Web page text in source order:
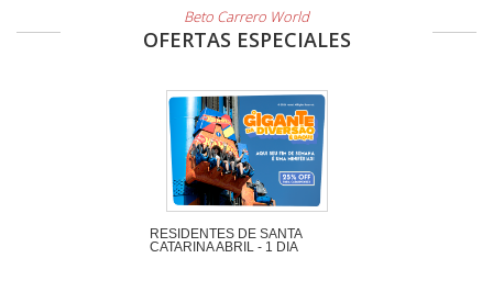
Beto Carrero World
OFERTAS ESPECIALES
RESIDENTES DE SANTA
CATARINA ABRIL - 1 DIA